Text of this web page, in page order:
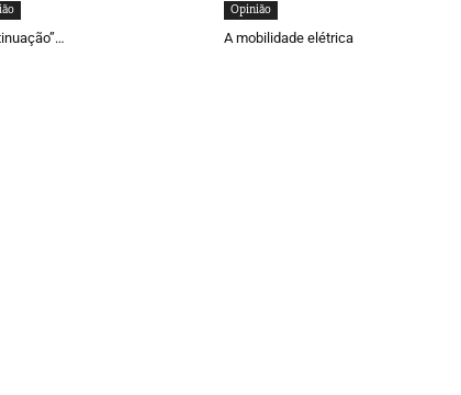
Opinião
A mobilidade elétrica